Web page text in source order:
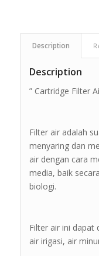
Description
Description
” Cartridge Filter
Filter air adalah
menyaring dan
air dengan cara
media, baik
biologi.
Filter air ini dapat
air irigasi, air